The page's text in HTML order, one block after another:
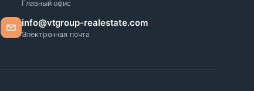
Главный офис
info@vtgroup-realestate.com
Электронная почта